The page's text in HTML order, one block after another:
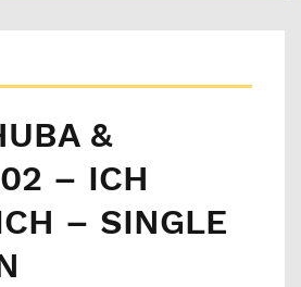
&
– ICH
– SINGLE